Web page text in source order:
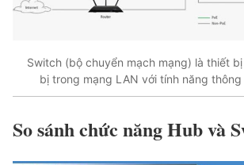
Switch (bộ chuyển mạch mạng) là thiết
bị trong mạng LAN với tính năng thông
So sánh chức năng Hub và